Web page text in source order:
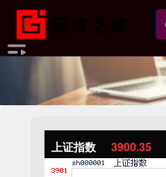
上证指数 3900.35